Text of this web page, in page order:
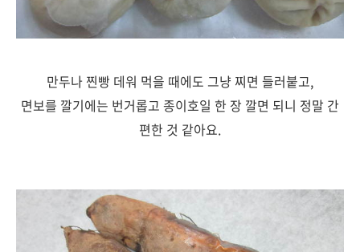
만두나 찐빵 데워 먹을 때에도 그냥 찌면 들러붙고,
면보를 깔기에는 번거롭고 종이호일 한 장 깔면 되니 정말 간
편한 것 같아요.